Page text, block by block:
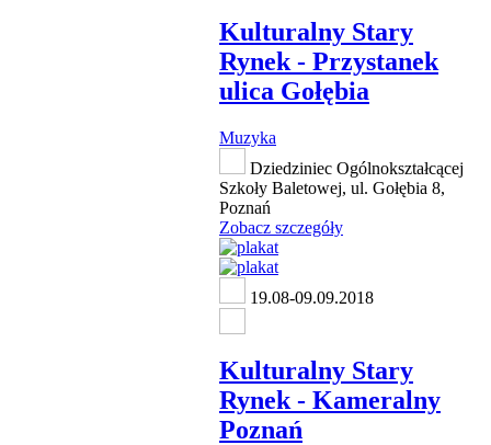
Kulturalny Stary
Rynek - Przystanek
ulica Gołębia
Muzyka
Dziedziniec Ogólnokształcącej
Szkoły Baletowej, ul. Gołębia 8,
Poznań
Zobacz szczegóły
19.08-09.09.2018
Kulturalny Stary
Rynek - Kameralny
Poznań